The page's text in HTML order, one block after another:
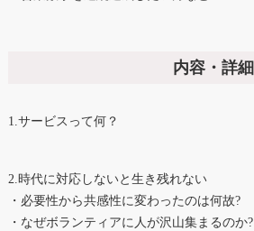
内容・詳細
1.サービスって何？
2.時代に対応しないと生き残れない
・必要性から共感性に変わったのは何故?
・なぜボランティアに人が沢山集まるのか?